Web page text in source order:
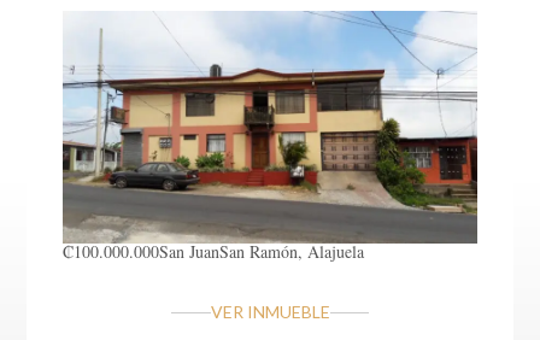
₡100.000.000San JuanSan Ramón, Alajuela
VER INMUEBLE